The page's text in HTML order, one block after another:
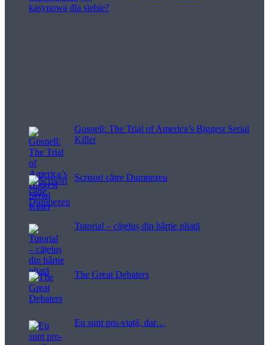
Gosnell: The Trial of America’s Biggest Serial
Killer
Scrisori către Dumnezeu
Tutorial – cățeluș din hârtie pliată
The Great Debaters
Eu sunt pro-viață, dar…